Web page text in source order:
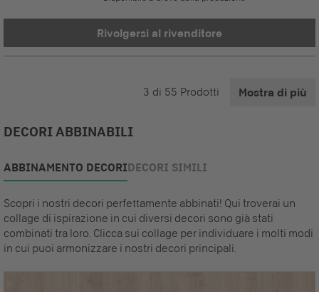
Rivolgersi al rivenditore
3 di 55 Prodotti Mostra di più
DECORI ABBINABILI
ABBINAMENTO DECORIDECORI SIMILI
Scopri i nostri decori perfettamente abbinati! Qui troverai un
collage di ispirazione in cui diversi decori sono già stati
combinati tra loro. Clicca sui collage per individuare i molti modi
in cui puoi armonizzare i nostri decori principali.